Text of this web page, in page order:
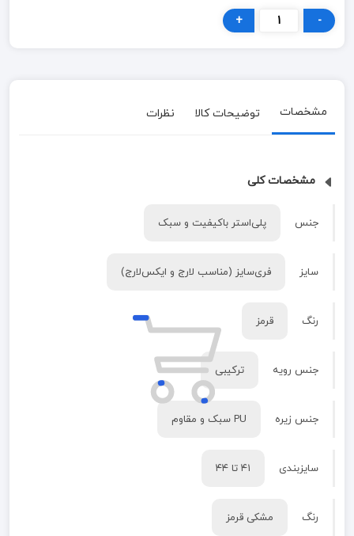
-
+
مشخصات توضیحات کالا نظرات
مشخصات کلی
جنس پلی‌استر باکیفیت و سبک
سایز فری‌سایز (مناسب لارج و ایکس‌لارج)
رنگ قرمز
جنس رویه ترکیبی
جنس زیره PU سبک و مقاوم
سایزبندی ۴۱ تا ۴۴
رنگ مشکی قرمز